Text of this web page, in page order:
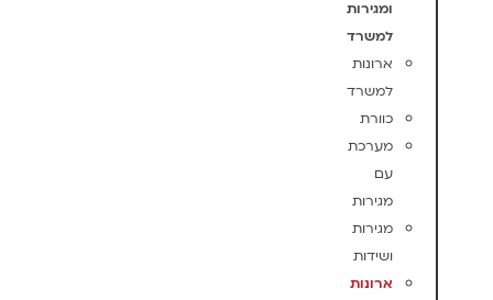
ומגירות
למשרד
ארונות
למשרד
כוורת
מערכת
עם
מגירות
מגירות
ושידות
ארונות